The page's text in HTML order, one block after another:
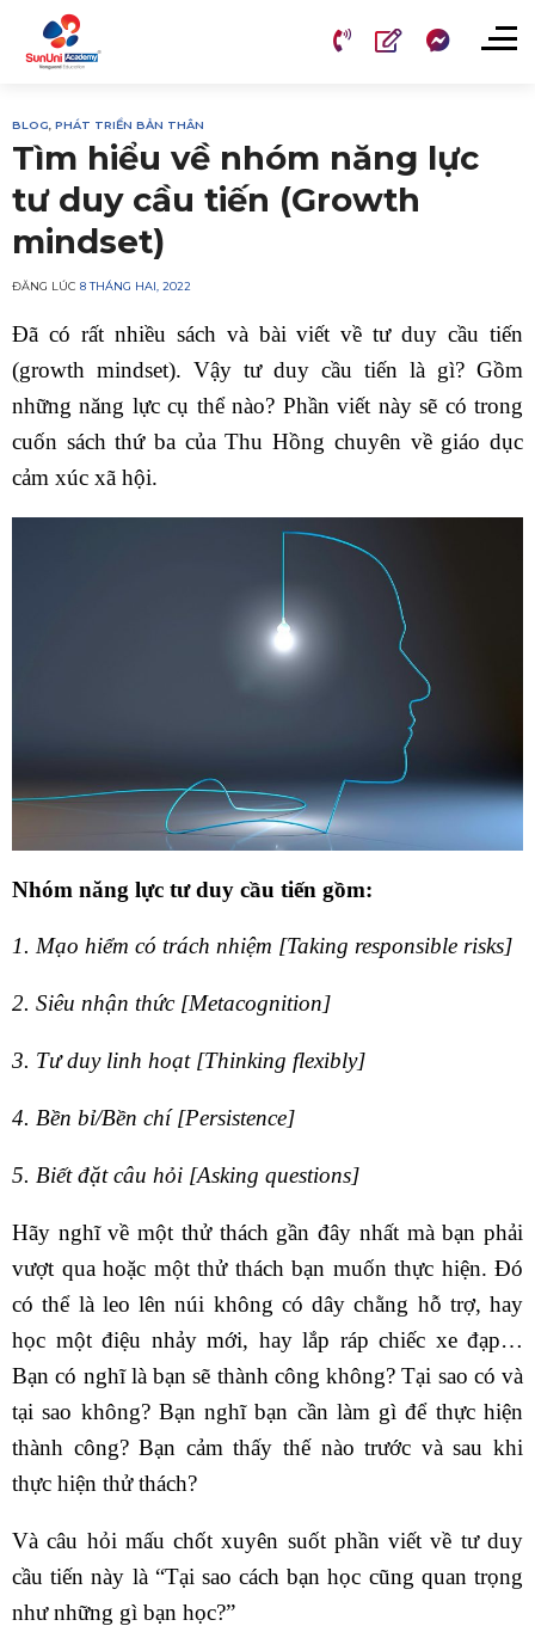
BLOG PHÁT TRIỂN BẢN THÂN
Tìm hiểu về nhóm năng lực
tư duy cầu tiến (Growth
mindset)
ĐĂNG LÚC 8 THÁNG HAI, 2022
Đã có rất nhiều sách và bài viết về tư duy cầu tiến
(growth mindset). Vậy tư duy cầu tiến là gì? Gồm
những năng lực cụ thể nào? Phần viết này sẽ có trong
cuốn sách thứ ba của Thu Hồng chuyên về giáo dục
cảm xúc xã hội.
Nhóm năng lực tư duy cầu tiến gồm:
1. Mạo hiểm có trách nhiệm [Taking responsible risks]
2. Siêu nhận thức [Metacognition]
3. Tư duy linh hoạt [Thinking flexibly]
4. Bền bỉ/Bền chí [Persistence]
5. Biết đặt câu hỏi [Asking questions]
Hãy nghĩ về một thử thách gần đây nhất mà bạn phải
vượt qua hoặc một thử thách bạn muốn thực hiện. Đó
có thể là leo lên núi không có dây chằng hỗ trợ, hay
học một điệu nhảy mới, hay lắp ráp chiếc xe đạp…
Bạn có nghĩ là bạn sẽ thành công không? Tại sao có và
tại sao không? Bạn nghĩ bạn cần làm gì để thực hiện
thành công? Bạn cảm thấy thế nào trước và sau khi
thực hiện thử thách?
Và câu hỏi mấu chốt xuyên suốt phần viết về tư duy
cầu tiến này là “Tại sao cách bạn học cũng quan trọng
như những gì bạn học?”